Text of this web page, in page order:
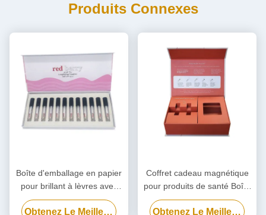
Produits Connexes
Boîte d'emballage en papier
pour brillant à lèvres avec
impression en couleur, boîte
cadeau pour vernis à ongles
Obtenez Le Meilleur Prix
Coffret cadeau magnétique
pour produits de santé Boîte
d'emballage magnétique
personnalisée avec insert
Obtenez Le Meilleur Prix